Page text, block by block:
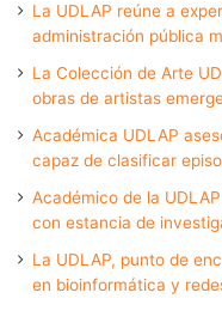
La UDLAP reúne a
administración pública
La Colección de Arte
obras de artistas
Académica UDLAP
capaz de clasificar
Académico de la
con estancia de
La UDLAP, punto de
en bioinformática y